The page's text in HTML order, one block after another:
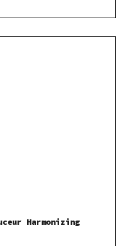
Harmonizing